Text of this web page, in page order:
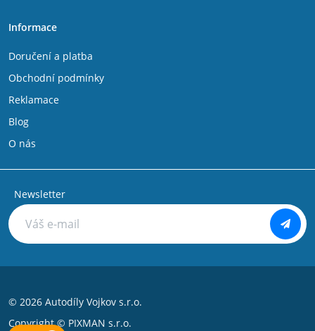
Informace
Doručení a platba
Obchodní podmínky
Reklamace
Blog
O nás
Newsletter
© 2026 Autodíly Vojkov s.r.o.
Copyright © PIXMAN s.r.o.